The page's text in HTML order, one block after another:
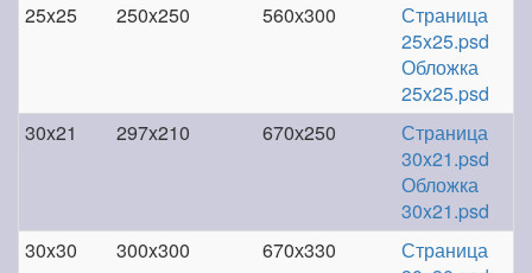
25x25
250x250 560х300
Страница
25x25.psd
Обложка
25x25.psd
30x21
297x210 670х250
Страница
30x21.psd
Обложка
30x21.psd
30x30
300x300 670х330
Страница